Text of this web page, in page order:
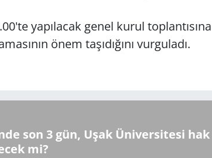
yapılacak genel kurul toplantısına
önem taşıdığını vurguladı.
son 3 gün, Uşak Üniversitesi hak
mi?